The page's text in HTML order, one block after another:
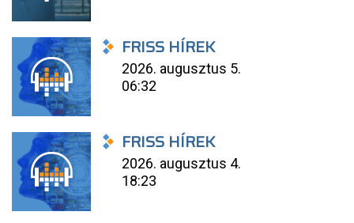
FRISS HÍREK
2026. augusztus 5.
06:32
FRISS HÍREK
2026. augusztus 4.
18:23